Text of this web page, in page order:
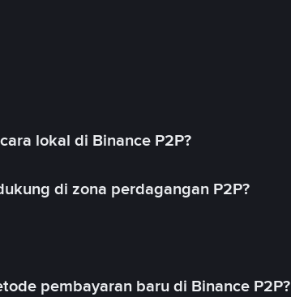
lokal di Binance P2P?
di zona perdagangan P2P?
pembayaran baru di Binance P2P?